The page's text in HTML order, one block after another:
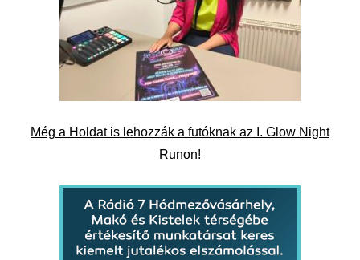
Még a Holdat is lehozzák a futóknak az I. Glow Night
Runon!